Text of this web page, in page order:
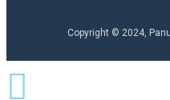
Copyright © 2024,